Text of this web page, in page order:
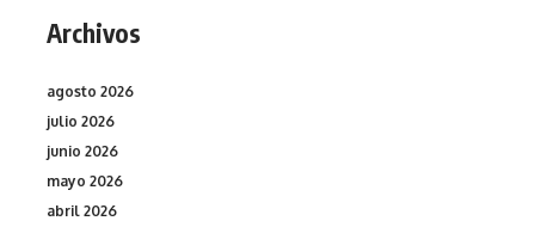
Archivos
agosto 2026
julio 2026
junio 2026
mayo 2026
abril 2026